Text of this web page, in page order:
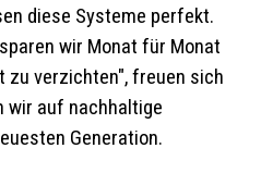
diese Systeme perfekt.
wir Monat für Monat
zu verzichten", freuen sich
wir auf nachhaltige
Generation.